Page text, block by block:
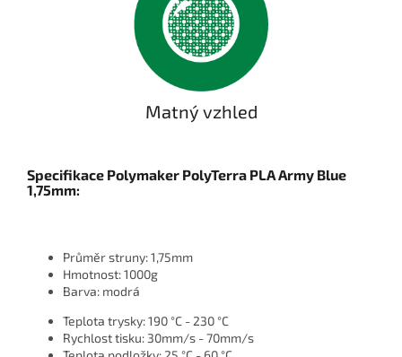
Matný vzhled
Specifikace Polymaker PolyTerra PLA Army Blue
1,75mm:
Průměr struny: 1,75mm
Hmotnost: 1000g
Barva: modrá
Teplota trysky: 190 °C - 230 °C
Rychlost tisku: 30mm/s - 70mm/s